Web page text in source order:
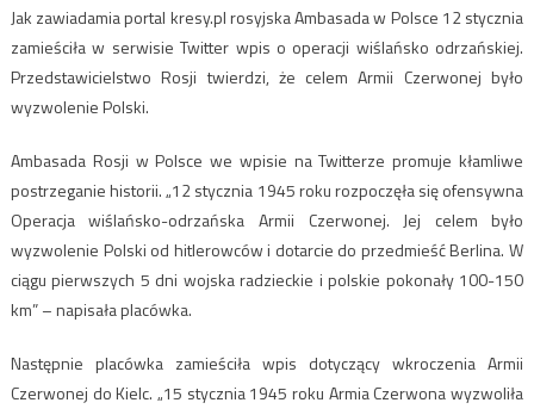
Jak zawiadamia portal kresy.pl rosyjska Ambasada w Polsce 12 stycznia
zamieściła w serwisie Twitter wpis o operacji wiślańsko odrzańskiej.
Przedstawicielstwo Rosji twierdzi, że celem Armii Czerwonej było
wyzwolenie Polski.
Ambasada Rosji w Polsce we wpisie na Twitterze promuje kłamliwe
postrzeganie historii. „12 stycznia 1945 roku rozpoczęła się ofensywna
Operacja wiślańsko-odrzańska Armii Czerwonej. Jej celem było
wyzwolenie Polski od hitlerowców i dotarcie do przedmieść Berlina. W
ciągu pierwszych 5 dni wojska radzieckie i polskie pokonały 100-150
km” – napisała placówka.
Następnie placówka zamieściła wpis dotyczący wkroczenia Armii
Czerwonej do Kielc. „15 stycznia 1945 roku Armia Czerwona wyzwoliła